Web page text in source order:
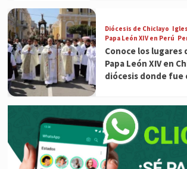
Diócesis de Chiclayo
Papa León XIV en Perú
Conoce los lugares
Papa León XIV en
diócesis donde fue